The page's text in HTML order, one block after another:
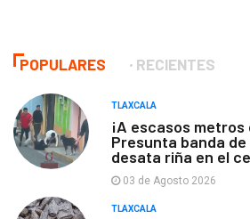
POPULARES RECIENTES
TLAXCALA
¡A escasos
Presunta banda
desata riña en el
03 de Agosto 2026
TLAXCALA